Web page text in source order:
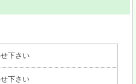
下さい
下さい